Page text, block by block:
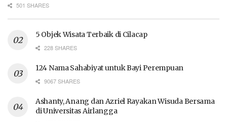
501 SHARES
5 Objek Wisata Terbaik di Cilacap
228 SHARES
124 Nama Sahabiyat untuk Bayi Perempuan
9067 SHARES
Ashanty, Anang dan Azriel Rayakan Wisuda Bersama
di Universitas Airlangga